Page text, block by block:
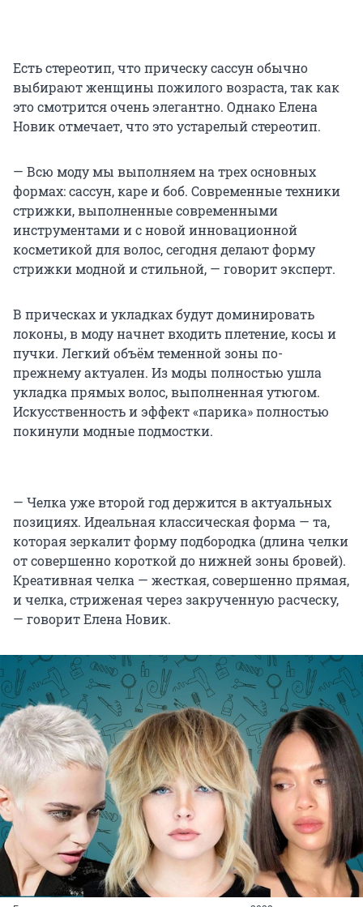
Есть стереотип, что прическу сассун обычно
выбирают женщины пожилого возраста, так как
это смотрится очень элегантно. Однако Елена
Новик отмечает, что это устарелый стереотип.
— Всю моду мы выполняем на трех основных
формах: сассун, каре и боб. Современные техники
стрижки, выполненные современными
инструментами и с новой инновационной
косметикой для волос, сегодня делают форму
стрижки модной и стильной, — говорит эксперт.
В прическах и укладках будут доминировать
локоны, в моду начнет входить плетение, косы и
пучки. Легкий объём теменной зоны по-
прежнему актуален. Из моды полностью ушла
укладка прямых волос, выполненная утюгом.
Искусственность и эффект «парика» полностью
покинули модные подмостки.
— Челка уже второй год держится в актуальных
позициях. Идеальная классическая форма — та,
которая зеркалит форму подбородка (длина челки
от совершенно короткой до нижней зоны бровей).
Креативная челка — жесткая, совершенно прямая,
и челка, стриженая через закрученную расческу,
— говорит Елена Новик.